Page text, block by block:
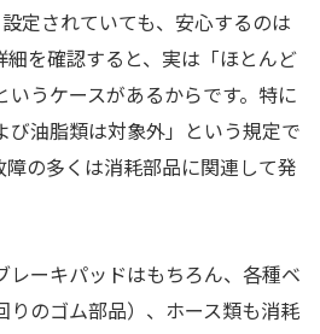
定されていても、安心するのは
細を確認すると、実は「ほとんど
うケースがあるからです。特に
び油脂類は対象外」という規定で
の多くは消耗部品に関連して発
レーキパッドはもちろん、各種ベ
りのゴム部品）、ホース類も消耗